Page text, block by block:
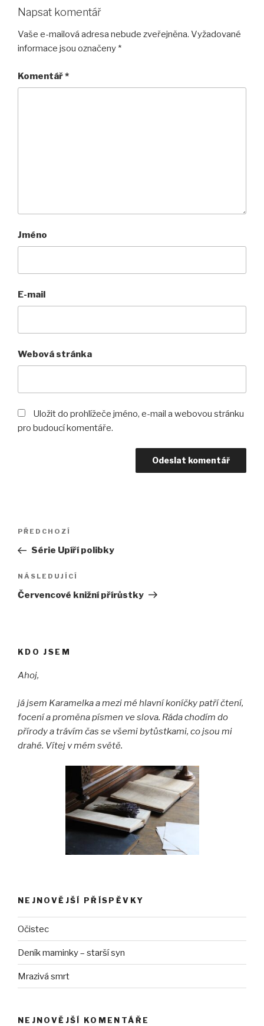
Napsat komentář
Vaše e-mailová adresa nebude zveřejněna. Vyžadované
informace jsou označeny *
Komentář*
Jméno
E-mail
Webová stránka
Uložit do prohlížeče jméno, e-mail a webovou stránku
pro budoucí komentáře.
Navigace
příspěvek
Předchozí
příspěvek
PŘEDCHOZÍ
Série Upíří polibky
Následující
příspěvek
NÁSLEDUJÍCÍ
Červencové knižní přírůstky
KDO JSEM
Ahoj,
já jsem Karamelka a mezi mé hlavní koníčky patří čtení,
focení a proměna písmen ve slova. Ráda chodím do
přírody a trávím čas se všemi bytůstkami, co jsou mi
drahé. Vítej v mém světě.
NEJNOVĚJŠÍ PŘÍSPĚVKY
Očistec
Deník maminky – starší syn
Mrazivá smrt
NEJNOVĚJŠÍ KOMENTÁŘE